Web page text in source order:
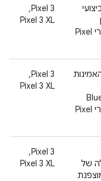
במכשירי Pixel
Pixel 3‏,
Pixel 3 XL
במכשירי Pixel
Pixel 3‏,
Pixel 3 XL
של
Pixel 3‏,
Pixel 3 XL